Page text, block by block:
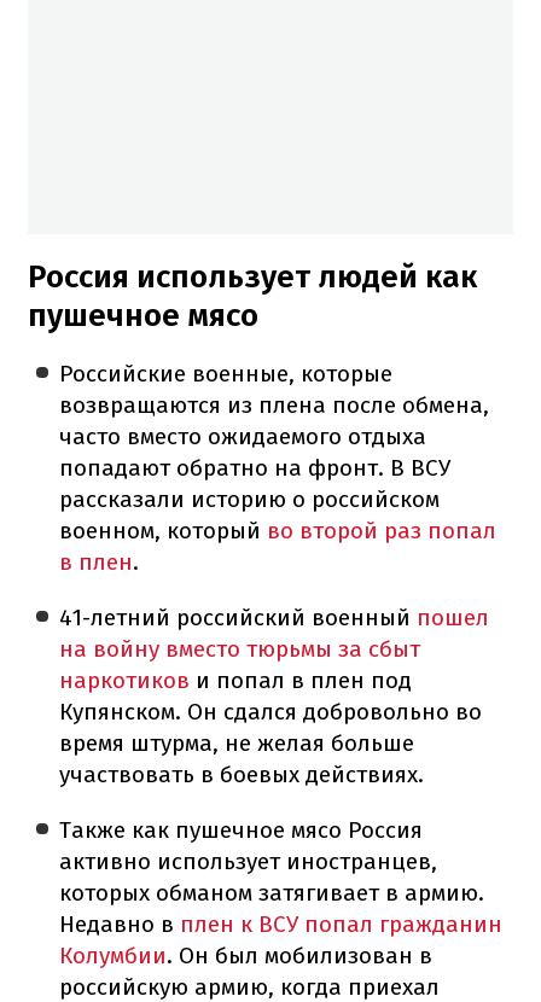
Россия использует людей как
пушечное мясо
Российские военные, которые
возвращаются из плена после обмена,
часто вместо ожидаемого отдыха
попадают обратно на фронт. В ВСУ
рассказали историю о российском
военном, который во второй раз попал
в плен.
41-летний российский военный пошел
на войну вместо тюрьмы за сбыт
наркотиков и попал в плен под
Купянском. Он сдался добровольно во
время штурма, не желая больше
участвовать в боевых действиях.
Также как пушечное мясо Россия
активно использует иностранцев,
которых обманом затягивает в армию.
Недавно в плен к ВСУ попал гражданин
Колумбии. Он был мобилизован в
российскую армию, когда приехал